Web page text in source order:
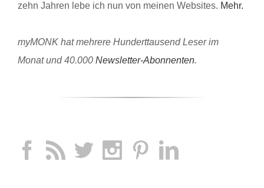
zehn Jahren lebe ich nun von meinen Websites. Mehr.
myMONK hat mehrere Hunderttausend Leser im
Monat und 40.000 Newsletter-Abonnenten.